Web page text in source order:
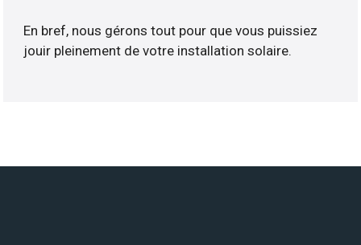
En bref, nous gérons tout pour que vous puissiez
jouir pleinement de votre installation solaire.